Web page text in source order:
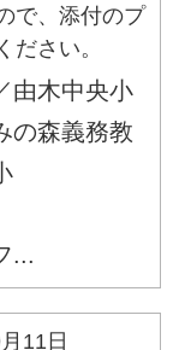
で、添付のプ
ださい。
由木中央小
の森義務教
...
11日